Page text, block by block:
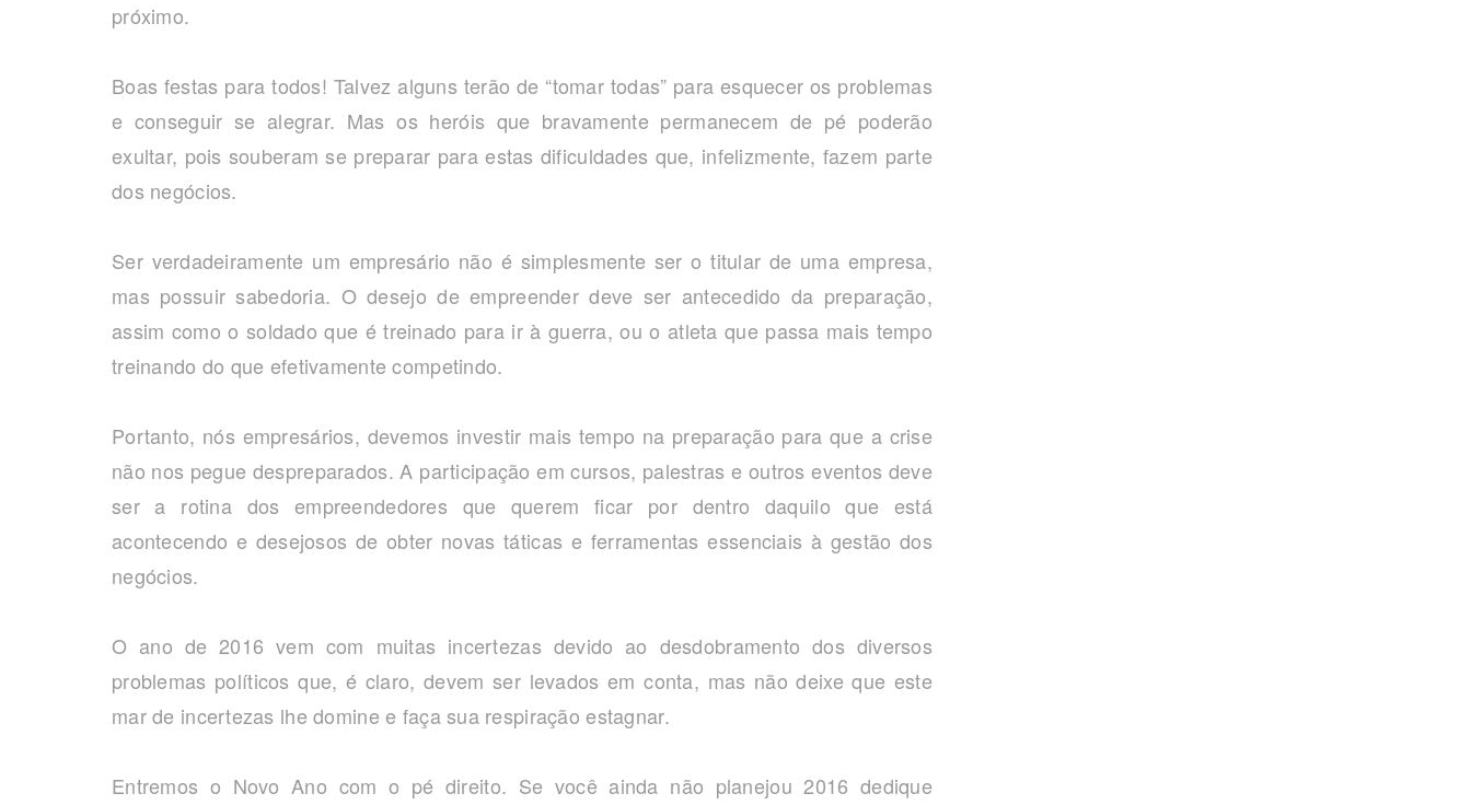
próximo.
Boas festas para todos! Talvez alguns terão de “tomar todas” para esquecer os problemas
e conseguir se alegrar. Mas os heróis que bravamente permanecem de pé poderão
exultar, pois souberam se preparar para estas dificuldades que, infelizmente, fazem parte
dos negócios.
Ser verdadeiramente um empresário não é simplesmente ser o titular de uma empresa,
mas possuir sabedoria. O desejo de empreender deve ser antecedido da preparação,
assim como o soldado que é treinado para ir à guerra, ou o atleta que passa mais tempo
treinando do que efetivamente competindo.
Portanto, nós empresários, devemos investir mais tempo na preparação para que a crise
não nos pegue despreparados. A participação em cursos, palestras e outros eventos deve
ser a rotina dos empreendedores que querem ficar por dentro daquilo que está
acontecendo e desejosos de obter novas táticas e ferramentas essenciais à gestão dos
negócios.
O ano de 2016 vem com muitas incertezas devido ao desdobramento dos diversos
problemas políticos que, é claro, devem ser levados em conta, mas não deixe que este
mar de incertezas lhe domine e faça sua respiração estagnar.
Entremos o Novo Ano com o pé direito. Se você ainda não planejou 2016 dedique